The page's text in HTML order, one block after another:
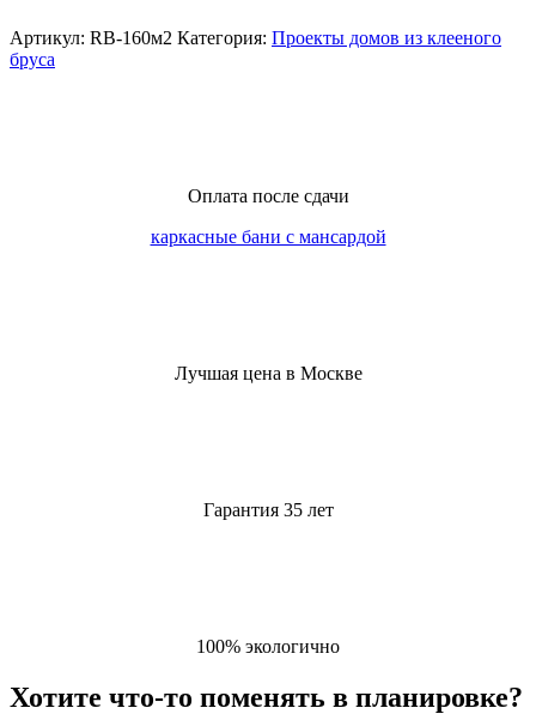
Артикул: RB-160м2 Категория: Проекты домов из клееного
бруса
Оплата после сдачи
каркасные бани с мансардой
Лучшая цена в Москве
Гарантия 35 лет
100% экологично
Хотите что-то поменять в планировке?